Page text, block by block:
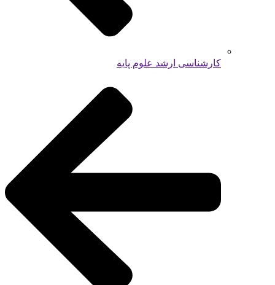
کارشناسی ارشد علوم پایه